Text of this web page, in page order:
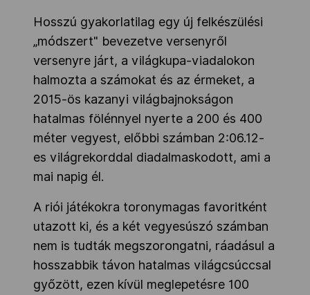
Hosszú gyakorlatilag egy új felkészülési
„módszert" bevezetve versenyről
versenyre járt, a világkupa-viadalokon
halmozta a számokat és az érmeket, a
2015-ös kazanyi világbajnokságon
hatalmas fölénnyel nyerte a 200 és 400
méter vegyest, előbbi számban 2:06.12-
es világrekorddal diadalmaskodott, ami a
mai napig él.
A riói játékokra toronymagas favoritként
utazott ki, és a két vegyesúszó számban
nem is tudták megszorongatni, ráadásul a
hosszabbik távon hatalmas világcsúccsal
győzött, ezen kívül meglepetésre 100